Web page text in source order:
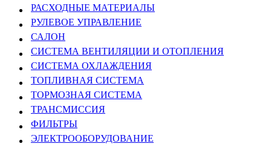
РАСХОДНЫЕ МАТЕРИАЛЫ
РУЛЕВОЕ УПРАВЛЕНИЕ
САЛОН
СИСТЕМА ВЕНТИЛЯЦИИ И ОТОПЛЕНИЯ
СИСТЕМА ОХЛАЖДЕНИЯ
ТОПЛИВНАЯ СИСТЕМА
ТОРМОЗНАЯ СИСТЕМА
ТРАНСМИССИЯ
ФИЛЬТРЫ
ЭЛЕКТРООБОРУДОВАНИЕ